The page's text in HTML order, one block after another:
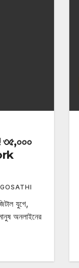
৩৫,০০০
যুগে,
অনলাইনের